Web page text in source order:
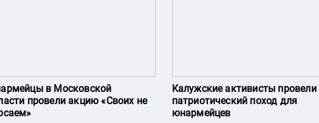
в Московской
провели акцию «Своих не
Калужские активисты провели
патриотический поход для
юнармейцев